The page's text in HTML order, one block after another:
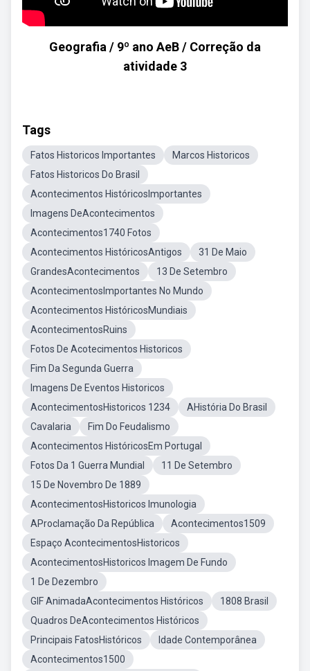
Geografia / 9º ano AeB / Correção da
atividade 3
Tags
Fatos Historicos Importantes
Marcos Historicos
Fatos Historicos Do Brasil
Acontecimentos HistóricosImportantes
Imagens DeAcontecimentos
Acontecimentos1740 Fotos
Acontecimentos HistóricosAntigos
31 De Maio
GrandesAcontecimentos
13 De Setembro
AcontecimentosImportantes No Mundo
Acontecimentos HistóricosMundiais
AcontecimentosRuins
Fotos De Acotecimentos Historicos
Fim Da Segunda Guerra
Imagens De Eventos Historicos
AcontecimentosHistoricos 1234
AHistória Do Brasil
Cavalaria
Fim Do Feudalismo
Acontecimentos HistóricosEm Portugal
Fotos Da 1 Guerra Mundial
11 De Setembro
15 De Novembro De 1889
AcontecimentosHistoricos Imunologia
AProclamação Da República
Acontecimentos1509
Espaço AcontecimentosHistoricos
AcontecimentosHistoricos Imagem De Fundo
1 De Dezembro
GIF AnimadaAcontecimentos Históricos
1808 Brasil
Quadros DeAcontecimentos Históricos
Principais FatosHistóricos
Idade Contemporânea
Acontecimentos1500